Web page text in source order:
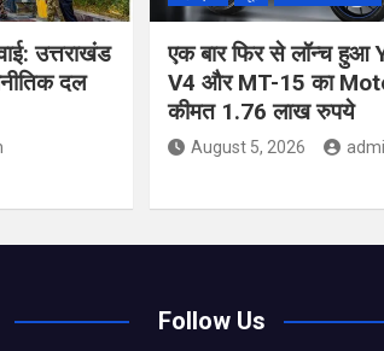
उत्तराखंड
दल
एक बार फिर से लॉन्च हुआ
V4 और MT-15 का
कीमत 1.76 लाख रुपये
August 5, 2026
Follow Us